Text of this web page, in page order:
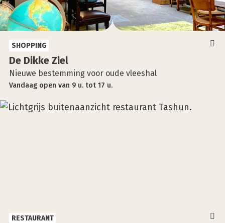
De Dik­ke Ziel
Nieuwe bestemming voor oude vleeshal
SHOPPING
Vandaag open van 9 u. tot 17 u.
RESTAURANT